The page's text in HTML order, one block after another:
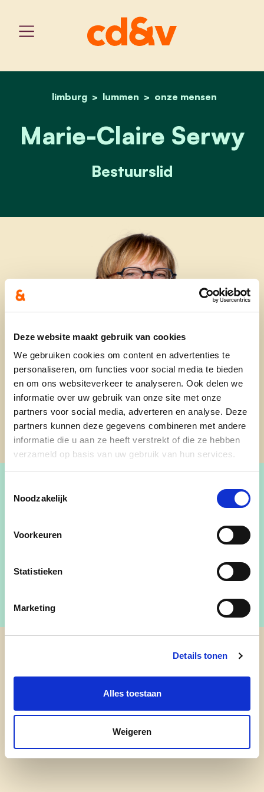
Deze website maakt gebruik van cookies
We gebruiken cookies om content en advertenties te
personaliseren, om functies voor social media te bieden
en om ons websiteverkeer te analyseren. Ook delen we
informatie over uw gebruik van onze site met onze
partners voor social media, adverteren en analyse. Deze
partners kunnen deze gegevens combineren met andere
informatie die u aan ze heeft verstrekt of die ze hebben
verzameld op basis van uw gebruik van hun services.
Noodzakelijk
Voorkeuren
Statistieken
Marketing
Details tonen
Alles toestaan
Weigeren
home
limburg lummen onze mensen
marie-claire serwy
Marie-Claire Serwy
Bestuurslid
onze mensen